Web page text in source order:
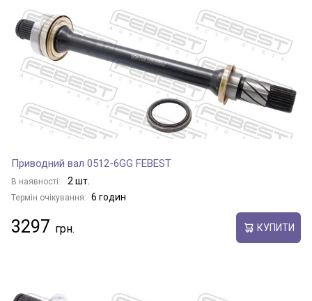
Приводний вал 0512-6GG FEBEST
В наявності: 2 шт.
Термін очікування: 6 годин
3297 КУПИТИ